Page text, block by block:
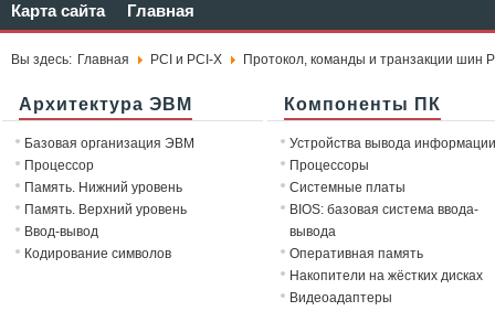
Карта сайта Главная
Вы здесь: Главная PCI и PCI-X Протокол, команды и транзакции шин
Архитектура ЭВМ
Базовая организация ЭВМ
Процессор
Память. Нижний уровень
Память. Верхний уровень
Ввод-вывод
Кодирование символов
Компоненты ПК
Устройства вывода информации
Процессоры
Системные платы
BIOS: базовая система ввода-
вывода
Оперативная память
Накопители на жёстких дисках
Видеоадаптеры